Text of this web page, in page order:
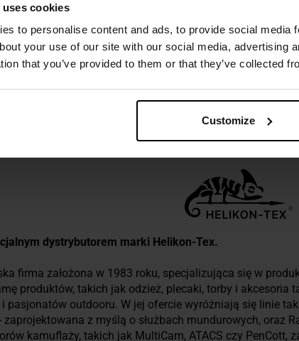
cookies
to personalise content and ads, to provide social media
your use of our site with our social media, advertising
that you’ve provided to them or that they’ve collected
Customize
m2
cm
Tex, Polska
i bezpieczeństwo
dystrybutorem marki Helikon-Tex.
firma założona w 1983 roku, specjalizująca się w
produktów, takich jak odzież, plecaki, torby i akcesoria
pasjonatów outdooru. W jej ofercie wyróżniają się linie
zaprojektowana z myślą o służbach mundurowych, oraz
kamuflaży, takich jak MultiCam, ATACS czy